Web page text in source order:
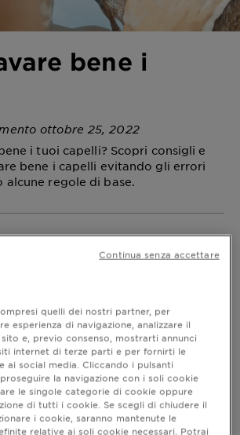
bene i
ottobre 25, 2022
i tuoi capelli? Scopri consigli e
bene i capelli evitando gli errori
alcune regole di base.
i capelli
rappresenta il primo step per una
sano e forte, dunque va
perché il capello risulti
e parrucchieri sono concordi
non lavare i capelli più di due o tre
dato che la pausa tra un lavaggio
a rinforzarsi e a rallentare
quelli dei nostri partner, per
esperienza di navigazione, analizzare il
e, previo consenso, mostrarti annunci
internet di terze parti e per fornirti le
ai social media. Cliccando i pulsanti
la navigazione con i soli cookie
le singole categorie di cookie oppure
di tutti i cookie. Se scegli di chiudere il
i cookie, saranno mantenute le
relative ai soli cookie necessari. Potrai
Continua senza accettare